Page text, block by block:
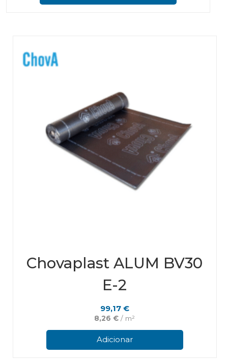
Chovaplast ALUM BV30
E-2
99,17 €
8,26€ / m²
Adicionar